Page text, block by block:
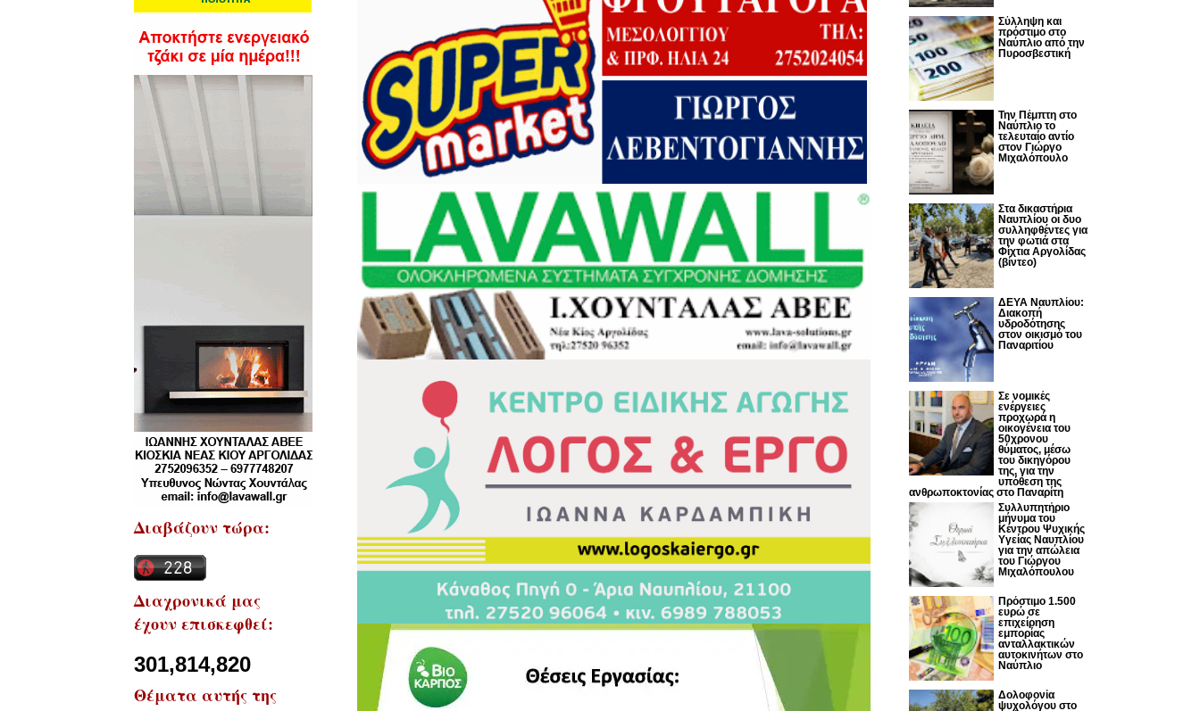
Διαβάζουν τώρα:
Διαχρονικά μας
έχουν επισκεφθεί:
301,814,820
Θέματα αυτής της
Σύλληψη και
πρόστιμο στο
Ναύπλιο από την
Πυροσβεστική
Την Πέμπτη στο
Ναύπλιο το
τελευταίο αντίο
στον Γιώργο
Μιχαλόπουλο
Στα δικαστήρια
Ναυπλίου οι δυο
συλληφθέντες για
την φωτιά στα
Φίχτια Αργολίδας
(βίντεο)
ΔΕΥΑ Ναυπλίου:
Διακοπή
υδροδότησης
στον οικισμό του
Παναριτίου
Σε νομικές
ενέργειες
προχωρά η
οικογένεια του
50χρονου
θύματος, μέσω
του δικηγόρου
της, για την
υπόθεση της
ανθρωποκτονίας στο Παναρίτη
Συλλυπητήριο
μήνυμα του
Κέντρου Ψυχικής
Υγείας Ναυπλίου
για την απώλεια
του Γιώργου
Μιχαλόπουλου
Πρόστιμο 1.500
ευρώ σε
επιχείρηση
εμπορίας
ανταλλακτικών
αυτοκινήτων στο
Ναύπλιο
Δολοφονία
ψυχολόγου στο